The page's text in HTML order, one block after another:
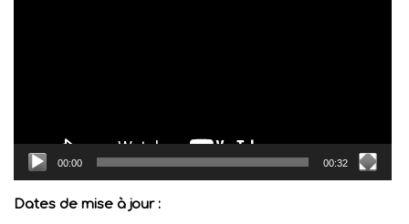
00:00 00:32
Dates de mise à jour :